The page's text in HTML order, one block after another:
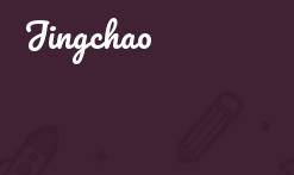
Jingchao